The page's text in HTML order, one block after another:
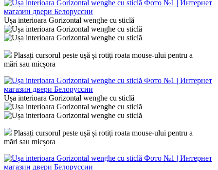
Ușa interioara Gorizontal wenghe cu sticlă
Plasați cursorul peste ușă și rotiți roata mouse-ului pentru a
mări sau micșora
Ușa interioara Gorizontal wenghe cu sticlă
Plasați cursorul peste ușă și rotiți roata mouse-ului pentru a
mări sau micșora